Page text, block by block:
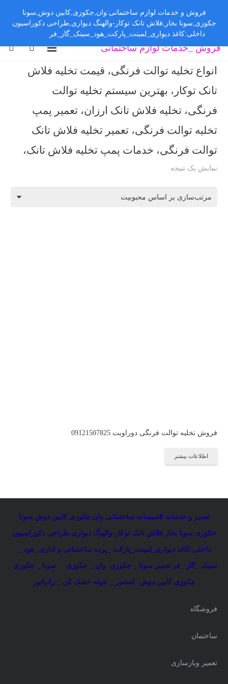
فروش _خدمات لوازم ساختمانی
انواع تخلیه توالت فرنگی، قیمت تخلیه فلاش
تانک توکار، بهترین سیستم تخلیه توالت
فرنگی، تخلیه فلاش تانک ارزان، تعمیر پمپ
تخلیه توالت فرنگی، تعمیر تخلیه فلاش تانک
توالت فرنگی، خدمات پمپ تخلیه فلاش تانک،
نمایش یک نتیجه
فروش تخلیه توالت فرنگی دوراویت 09121507825
اطلاعات بیشتر
تعمیر و خدمات تاسیسات ساختمانی:وان جکوزی ,کابین دوش سونا
جکوزی سونا بخار فلاش تانک توکار-والهنگ دیواری ,طراحی دکوراسیون
داخلی:کاغذ دیواری_لمینت_پارکت _پرده ساختمانی و اداری _هود _
سینک _گاز _فر تعمیر سونا _ جکوزی وان _ جکوزی سونا _ جکوزی
جکوزی کابین دوش کفشور _ حوله خشک کن _ رادیاتور
فروشگاه
ساختمان
تعمیر وبازسازی
فروش و خدمات لوازم ساختمانی:وان,جکوزی,کابین دوش,سونا
جکوزی,سونا بخار,فلاش تانک توکار-والهنگ دیواری,طراحی دکوراسیون
داخلی:کاغذ دیواری_لمینت_پارکت_هود_سینک_گاز_فر